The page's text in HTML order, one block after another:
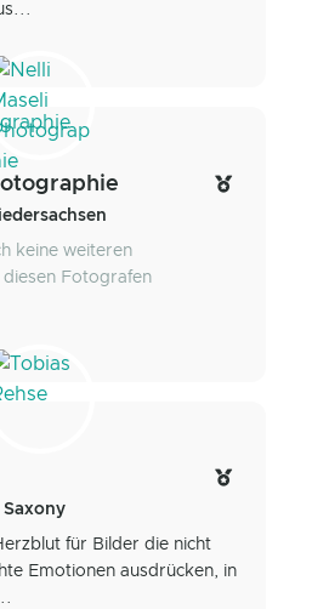
keine weiteren
diesen Fotografen
Saxony
für Bilder die nicht
Emotionen ausdrücken, in